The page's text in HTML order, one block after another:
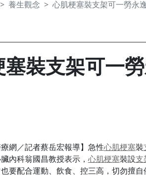
養生觀念 心肌梗塞裝支架可一勞
塞裝支架可一
療網／記者蔡岳宏報導】急性心肌梗塞裝
內科翁國昌教授表示， 心肌梗塞裝設支
要配合運動、飲食、控三高，切勿擅自